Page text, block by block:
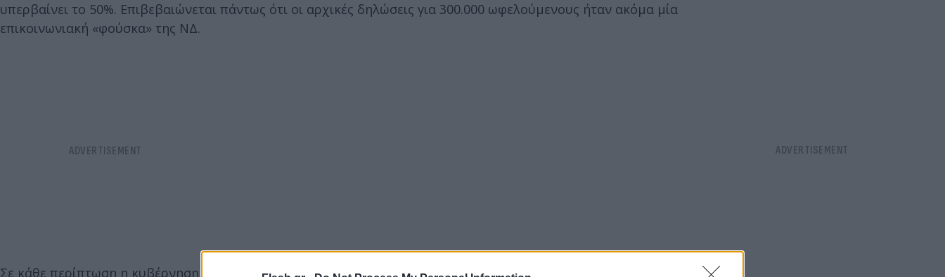
υπερβαίνει το 50%. Επιβεβαιώνεται πάντως ότι οι αρχικές δηλώσεις για 300.000 ωφελούμενους ήταν ακόμα μία
επικοινωνιακή «φούσκα» της ΝΔ.
Σε κάθε περίπτωση η κυβέρνηση Μητσοτάκη στα θέματα εξοικονόμησης αριστεύει εδώ και 3 χρόνια που κρατάει